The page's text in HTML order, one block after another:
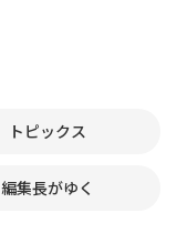
トピックス
編集長がゆく